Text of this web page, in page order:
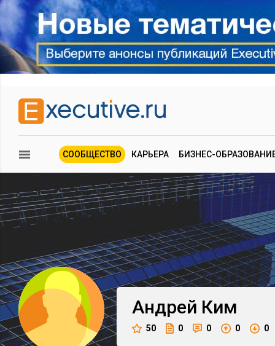
СООБЩЕСТВО КАРЬЕРА БИЗНЕС-
Андрей Ким
50 0 0 0 0